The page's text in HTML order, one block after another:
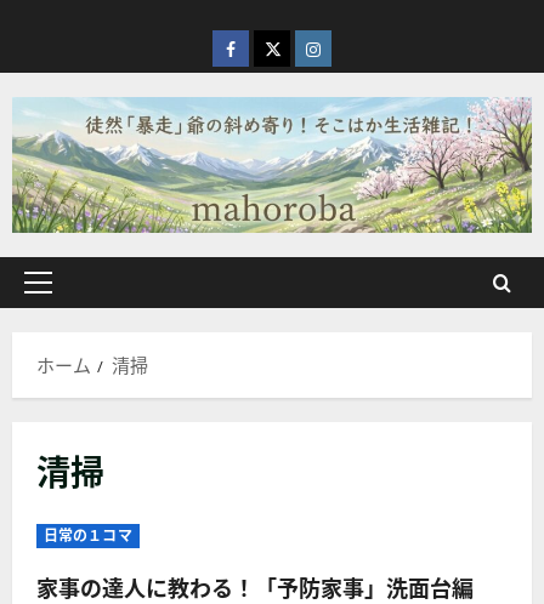
を
ス
キ
ッ
プ
facebook
X Instagram
メ
ン
ー
ホーム 清掃
清掃
日常の１コマ
家事の達人に教わる！「予防家事」洗面台編